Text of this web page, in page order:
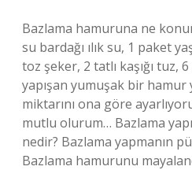
Bazlama hamuruna ne
su bardağı ılık su, 1 paket
toz şeker, 2 tatlı kaşığı tuz,
yapışan yumuşak bir
miktarını ona göre
mutlu olurum… Bazlama
nedir? Bazlama yapmanın
Bazlama hamurunu